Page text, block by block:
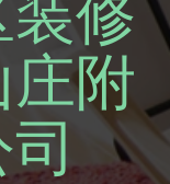
修
附
司